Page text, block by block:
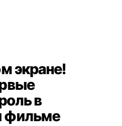
экране!
в
фильме